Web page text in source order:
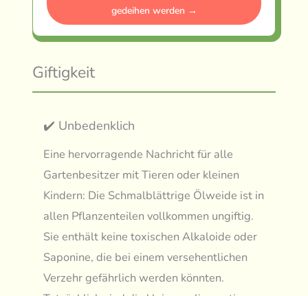
gedeihen werden →
Giftigkeit
✔️ Unbedenklich
Eine hervorragende Nachricht für alle
Gartenbesitzer mit Tieren oder kleinen
Kindern: Die Schmalblättrige Ölweide ist in
allen Pflanzenteilen vollkommen ungiftig.
Sie enthält keine toxischen Alkaloide oder
Saponine, die bei einem versehentlichen
Verzehr gefährlich werden könnten.